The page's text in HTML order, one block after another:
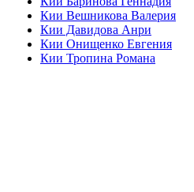
Кии Вешникова Валерия
Кии Давидова Анри
Кии Онищенко Евгения
Кии Тропина Романа